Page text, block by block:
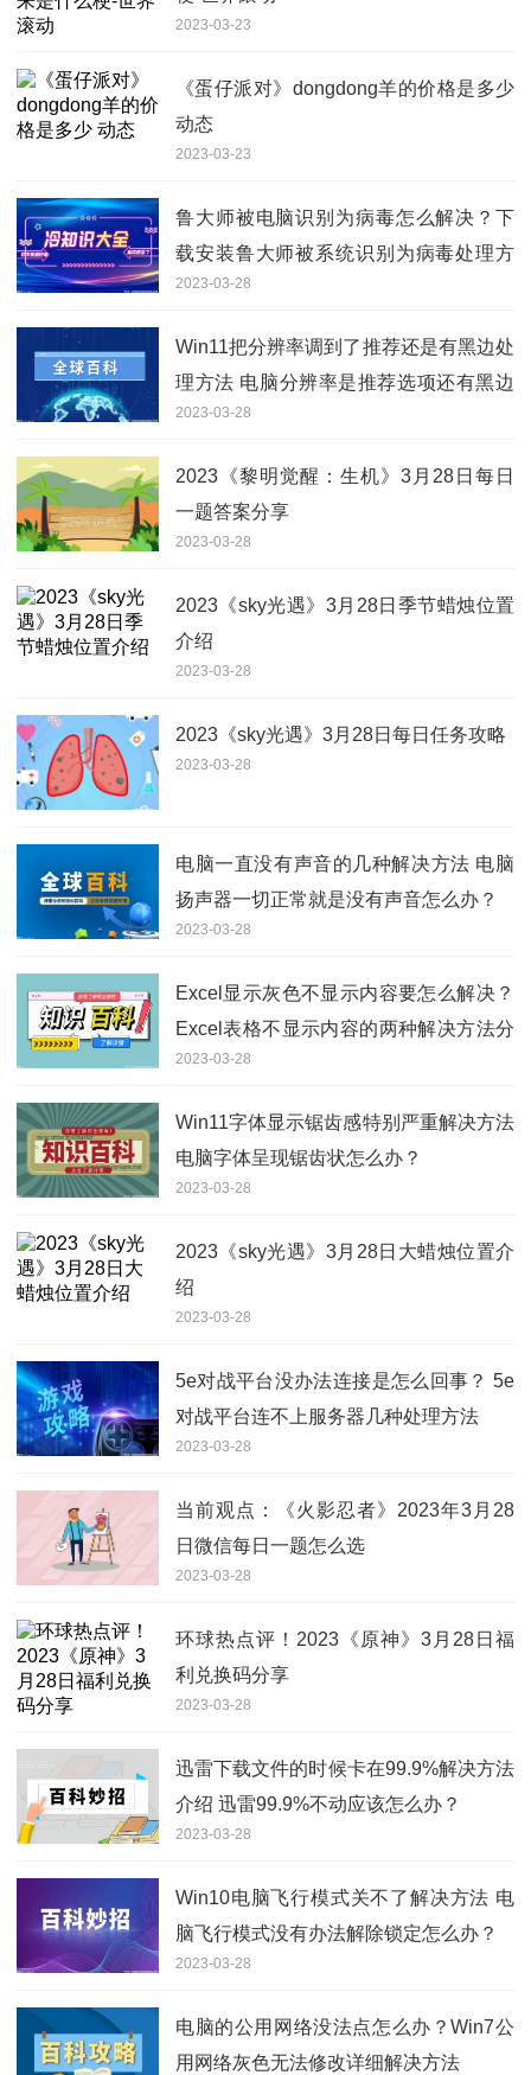
2023-03-23
《蛋仔派对》dongdong羊的价格是多少
动态
2023-03-23
鲁大师被电脑识别为病毒怎么解决？下
载安装鲁大师被系统识别为病毒处理方
法
2023-03-28
Win11把分辨率调到了推荐还是有黑边处
理方法 电脑分辨率是推荐选项还有黑边
怎么办？
2023-03-28
2023《黎明觉醒：生机》3月28日每日
一题答案分享
2023-03-28
2023《sky光遇》3月28日季节蜡烛位置
介绍
2023-03-28
2023《sky光遇》3月28日每日任务攻略
2023-03-28
电脑一直没有声音的几种解决方法 电脑
扬声器一切正常就是没有声音怎么办？
2023-03-28
Excel显示灰色不显示内容要怎么解决？
Excel表格不显示内容的两种解决方法分
享
2023-03-28
Win11字体显示锯齿感特别严重解决方法
电脑字体呈现锯齿状怎么办？
2023-03-28
2023《sky光遇》3月28日大蜡烛位置介
绍
2023-03-28
5e对战平台没办法连接是怎么回事？ 5e
对战平台连不上服务器几种处理方法
2023-03-28
当前观点：《火影忍者》2023年3月28
日微信每日一题怎么选
2023-03-28
环球热点评！2023《原神》3月28日福
利兑换码分享
2023-03-28
迅雷下载文件的时候卡在99.9%解决方法
介绍 迅雷99.9%不动应该怎么办？
2023-03-28
Win10电脑飞行模式关不了解决方法 电
脑飞行模式没有办法解除锁定怎么办？
2023-03-28
电脑的公用网络没法点怎么办？Win7公
用网络灰色无法修改详细解决方法